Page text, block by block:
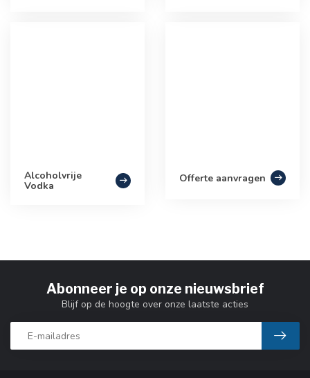
Alcoholvrije
Vodka
Offerte aanvragen
Abonneer je op onze nieuwsbrief
Blijf op de hoogte over onze laatste acties